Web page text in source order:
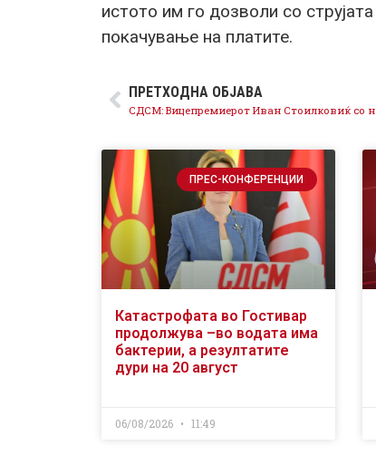
истото им го дозволи со
покачување на платите.
ПРЕТХОДНА ОБЈАВА
ПРЕС-КОНФЕРЕНЦИИ
Катастрофата во Гостивар
продолжува –во водата има
бактерии, а резултатите
дури на 20 август
06/08/2026 11:49